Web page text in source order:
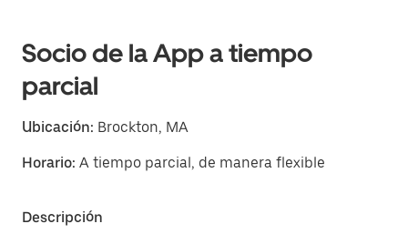
Socio de la App a tiempo
parcial
Ubicación: Brockton, MA
Horario: A tiempo parcial, de manera flexible
Descripción